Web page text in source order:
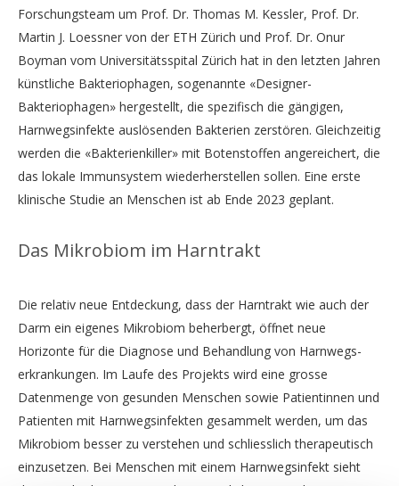
Forschungsteam um Prof. Dr. Thomas M. Kessler, Prof. Dr.
Martin J. Loessner von der ETH Zürich und Prof. Dr. Onur
Boyman vom Universitätsspital Zürich hat in den letzten Jahren
künstliche Bakteriophagen, sogenannte «Designer-
Bakteriophagen» hergestellt, die spezifisch die gängigen,
Harnwegsinfekte auslösenden Bakterien zerstören. Gleichzeitig
werden die «Bakterienkiller» mit Botenstoffen angereichert, die
das lokale Immunsystem wiederherstellen sollen. Eine erste
klinische Studie an Menschen ist ab Ende 2023 geplant.
Das Mikrobiom im Harntrakt
Die relativ neue Entdeckung, dass der Harntrakt wie auch der
Darm ein eigenes Mikrobiom beherbergt, öffnet neue
Horizonte für die Diagnose und Behandlung von Harnwegs­
erkrankungen. Im Laufe des Projekts wird eine grosse
Datenmenge von gesunden Menschen sowie Patientinnen und
Patienten mit Harnwegsinfekten gesammelt werden, um das
Mikrobiom besser zu verstehen und schliesslich therapeutisch
einzusetzen. Bei Menschen mit einem Harnwegsinfekt sieht